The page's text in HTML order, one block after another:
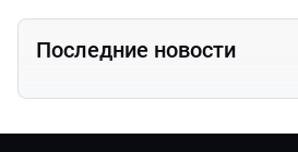
Последние новости